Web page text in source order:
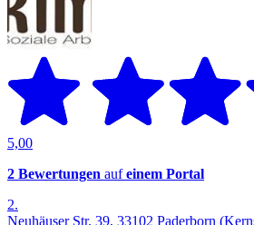
5,00
2 Bewertungen aufeinem Portal
2.
Neuhäuser Str. 39, 33102 Paderborn